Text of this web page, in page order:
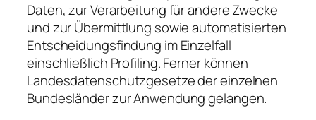
Daten, zur Verarbeitung für andere Zwecke
und zur Übermittlung sowie automatisierten
Entscheidungsfindung im Einzelfall
einschließlich Profiling. Ferner können
Landesdatenschutzgesetze der einzelnen
Bundesländer zur Anwendung gelangen.